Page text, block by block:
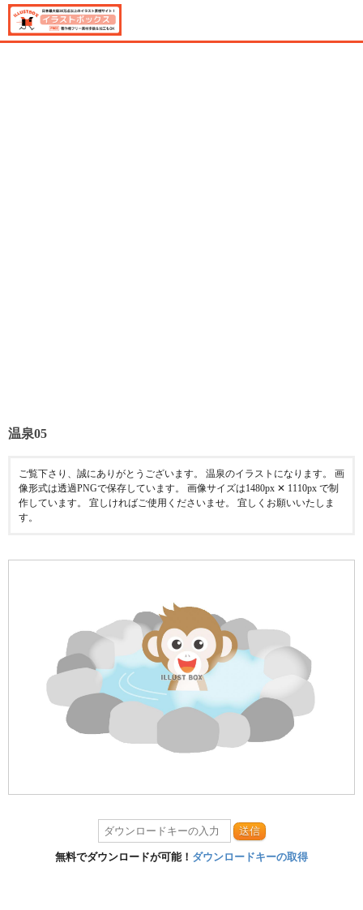
温泉05
ご覧下さり、誠にありがとうございます。 温泉のイラストになります。 画
像形式は透過PNGで保存しています。 画像サイズは1480px ✕ 1110px で制
作しています。 宜しければご使用くださいませ。 宜しくお願いいたしま
す。
送信
無料でダウンロードが可能！ ダウンロードキーの取得